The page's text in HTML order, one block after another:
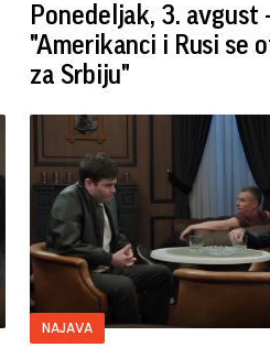
Ponedeljak, 3. avgust
"Amerikanci i Rusi se
za Srbiju"
NAJAVA